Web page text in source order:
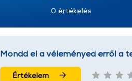
0 értékelés
Mondd el a véleményed erről a
Értékelem